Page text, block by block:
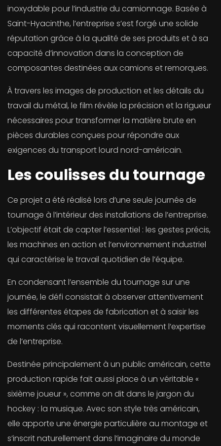
inoxydable pour l’industrie du camionnage. Basée à
Saint-Hyacinthe, l’entreprise s’est forgé une solide
réputation grâce à la qualité de ses produits et à sa
capacité d’innovation dans la conception de
composantes destinées aux camions et remorques.
À travers les images de production et les détails du
travail du métal, le film révèle la précision et la rigueur
nécessaires pour transformer la matière brute en
pièces durables conçues pour répondre aux
exigences du transport lourd nord-américain.
Les coulisses du tournage
Ce projet a été réalisé lors d’une seule journée de
tournage à l’intérieur des installations de l’entreprise.
L’objectif était de capter l’essentiel : les gestes précis,
les machines en action et l’environnement industriel
qui caractérise le travail quotidien de l’équipe.
En condensant l’ensemble du tournage sur une
journée, le défi consistait à observer attentivement
les différentes étapes de fabrication et à saisir les
moments clés qui racontent visuellement l’expertise
de l’entreprise.
Destinée principalement à un public américain, cette
production rapide fait aussi place à un véritable «
sixième joueur », comme on dit dans le jargon du
hockey : la musique. Avec son style très américain,
elle apporte une énergie particulière au montage et
s’inscrit naturellement dans l’imaginaire du monde